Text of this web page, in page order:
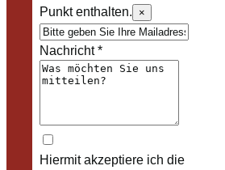
Punkt enthalten.
×
Nachricht*
Hiermit akzeptiere ich die